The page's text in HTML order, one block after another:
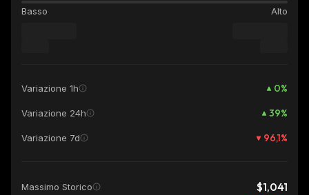
Basso Alto
Variazione 1h 0%
Variazione 24h 39%
Variazione 7d 96,1%
Massimo Storico $1,041